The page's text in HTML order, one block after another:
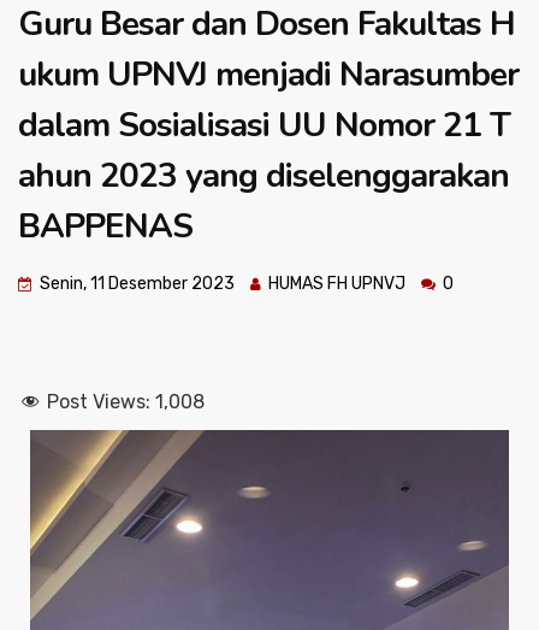
Guru Besar dan Dosen Fakultas H
ukum UPNVJ menjadi Narasumber
dalam Sosialisasi UU Nomor 21 T
ahun 2023 yang diselenggarakan
BAPPENAS
Senin, 11 Desember 2023 HUMAS FH UPNVJ 0
Post Views: 1,008